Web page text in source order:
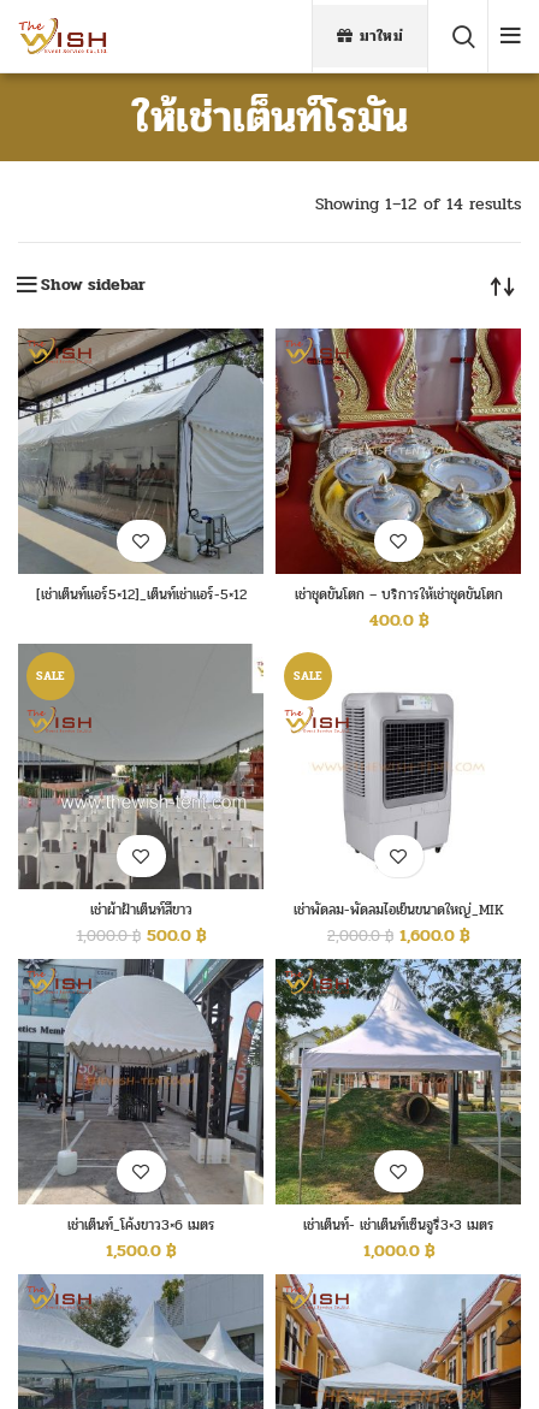
มาใหม่
ให้เช่าเต็นท์โรมัน
Showing 1–12 of 14 results
Show sidebar
[เช่าเต็นท์แอร์5×12]_เต็นท์เช่าแอร์-5×12 เช่าชุดขันโตก – บริการให้เช่าชุดขันโตก
400.0฿
SALE
เช่าผ้าฝ้าเต็นท์สีขาว
1,000.0฿ 500.0฿
SALE
เช่าพัดลม-พัดลมไอเย็นขนาดใหญ่_MIK
70ex
2,000.0฿ 1,600.0฿
เช่าเต็นท์_โค้งขาว3×6 เมตร
1,500.0฿
เช่าเต็นท์- เช่าเต็นท์เซ็นจูรี่3×3 เมตร
1,000.0฿